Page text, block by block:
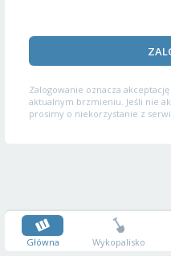
Zalogowanie oznacza akceptację
aktualnym brzmieniu. Jeśli nie
prosimy o niekorzystanie z
Główna Wykopalisko